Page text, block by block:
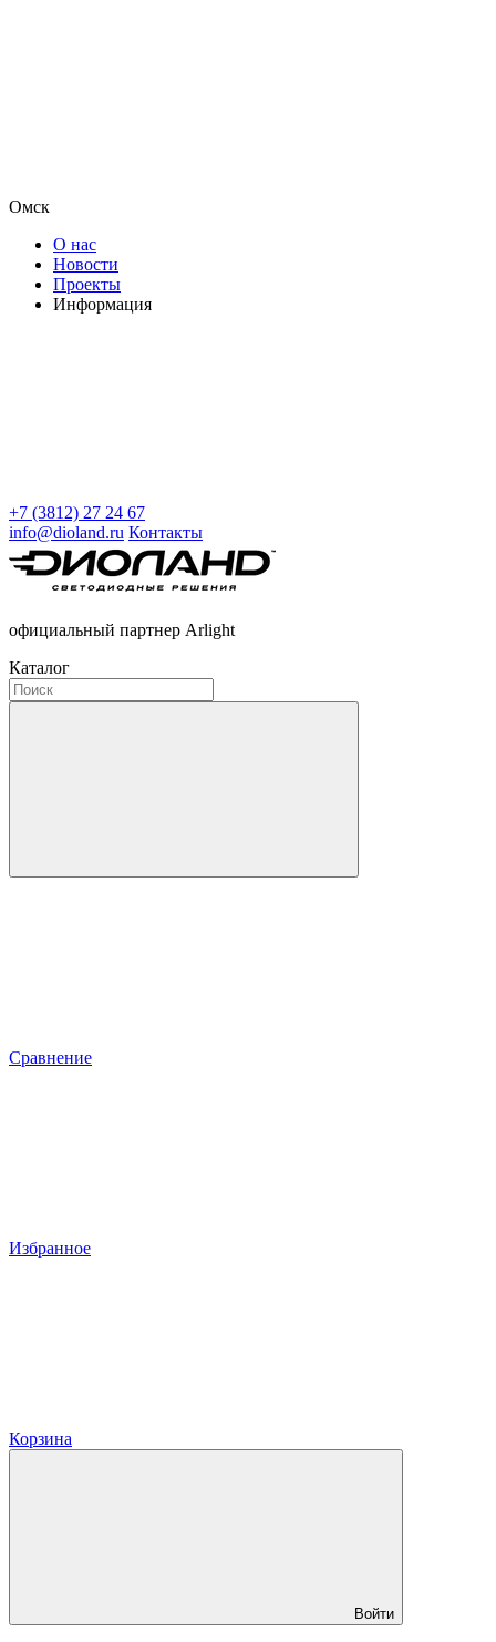
Омск
О нас
Новости
Проекты
Информация
+7 (3812) 27 24 67
info@dioland.ru Контакты
официальный партнер Arlight
Каталог
Сравнение
Избранное
Корзина
Войти